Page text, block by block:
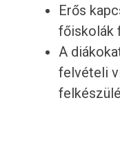
Erős
főiskolák
A
felvételi